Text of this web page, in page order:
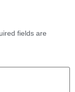
fields are